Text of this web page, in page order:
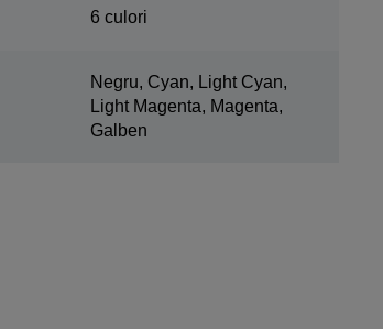
6 culori
Negru, Cyan, Light Cyan,
Light Magenta, Magenta,
Galben